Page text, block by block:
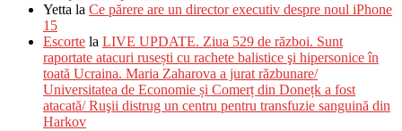
Yetta la Ce părere are un director executiv despre noul iPhone
15
Escorte la LIVE UPDATE. Ziua 529 de război. Sunt
raportate atacuri rusești cu rachete balistice şi hipersonice în
toată Ucraina. Maria Zaharova a jurat răzbunare/
Universitatea de Economie și Comerț din Donețk a fost
atacată/ Ruşii distrug un centru pentru transfuzie sanguină din
Harkov